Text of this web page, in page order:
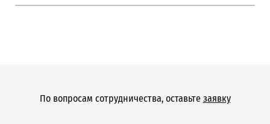
По вопросам сотрудничества, оставьте заявку